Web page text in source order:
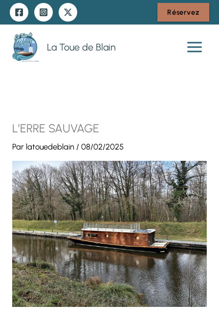
Aller
contenu
Réservez
La Toue de Blain
L’ERRE SAUVAGE
Par latouedeblain /08/02/2025